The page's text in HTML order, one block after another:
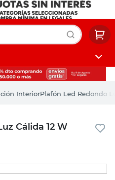
InteriorPlafón Led Redondo
Cálida 12 W